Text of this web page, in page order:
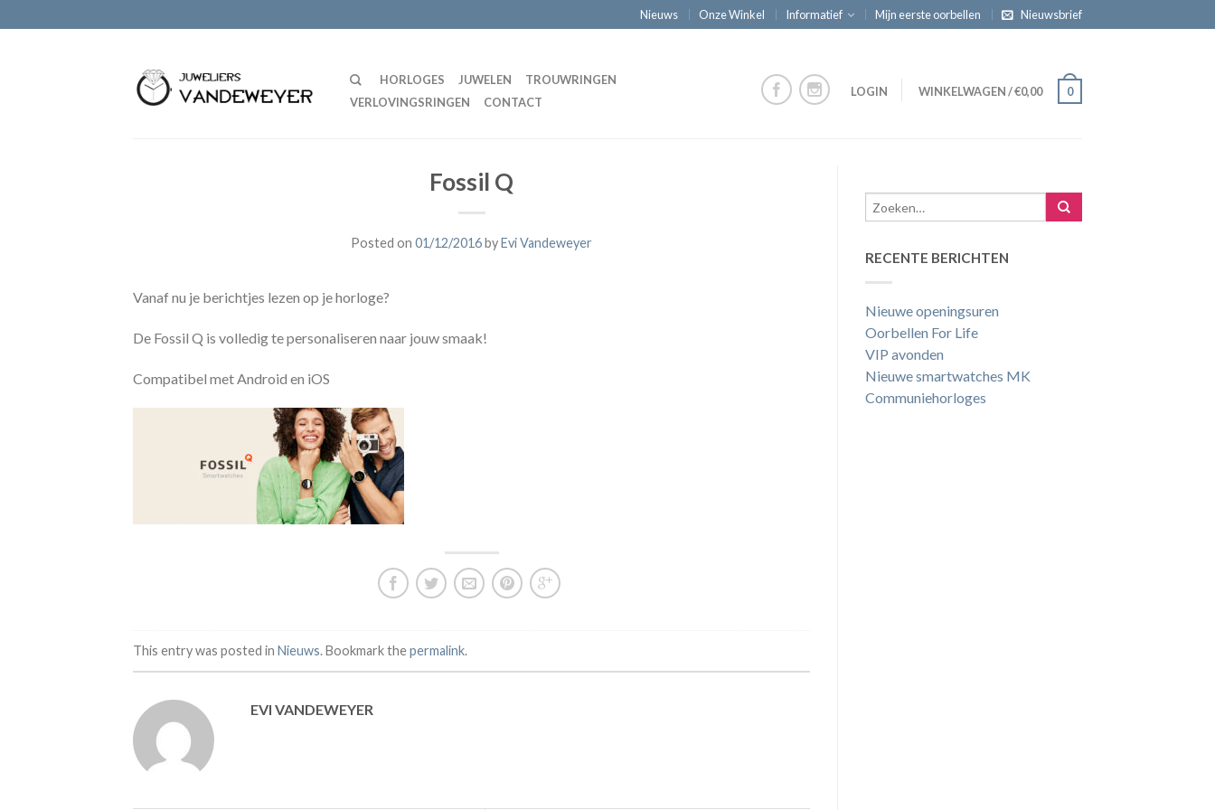
Nieuws Onze Winkel Informatief Mijn eerste oorbellen Nieuwsbrief
HORLOGES JUWELEN
TROUWRINGEN
VERLOVINGSRINGEN
CONTACT
LOGIN WINKELWAGEN/€0,00 0
Fossil Q
Posted on 01/12/2016byEvi Vandeweyer
Vanaf nu je berichtjes lezen op je horloge?
De Fossil Q is volledig te personaliseren naar jouw smaak!
Compatibel met Android en iOS
This entry was posted in Nieuws. Bookmark thepermalink.
EVI VANDEWEYER
RECENTE BERICHTEN
Nieuwe openingsuren
Oorbellen For Life
VIP avonden
Nieuwe smartwatches MK
Communiehorloges